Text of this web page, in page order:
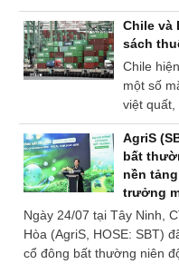
lớn lên
Lan.
Chile và
sách
Chile
một số
việt quất,
miễn áp
do Tổng
AgriS
bất
nền
trưởng
Ngày 24/07 tại Tây Ninh,
Hòa (AgriS, HOSE: SBT)
cổ đông bất thường niên